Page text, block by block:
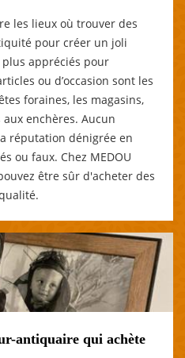
les lieux où trouver des
pour créer un joli
appréciés pour
ou d’occasion sont les
foraines, les magasins,
enchères. Aucun
réputation dénigrée en
ou faux. Chez MEDOU
être sûr d'acheter des
antiquaire qui achète